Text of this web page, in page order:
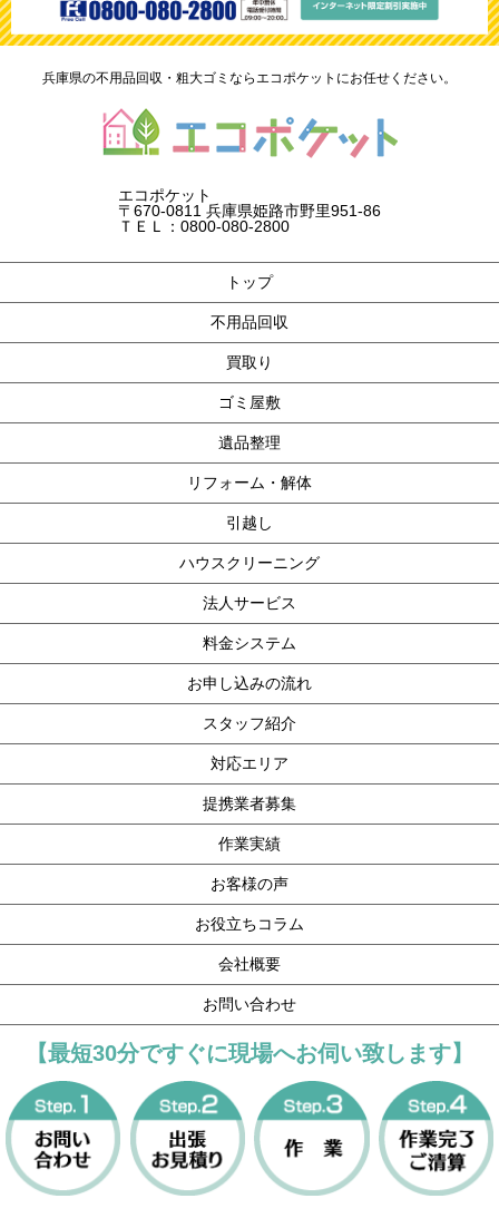
兵庫県の不用品回収・粗大ゴミならエコポケットにお任せください。
エコポケット
〒670-0811 兵庫県姫路市野里951-86
ＴＥＬ：0800-080-2800
トップ
不用品回収
買取り
ゴミ屋敷
遺品整理
リフォーム・解体
引越し
ハウスクリーニング
法人サービス
料金システム
お申し込みの流れ
スタッフ紹介
対応エリア
提携業者募集
作業実績
お客様の声
お役立ちコラム
会社概要
お問い合わせ
【最短30分ですぐに現場へお伺い致します】